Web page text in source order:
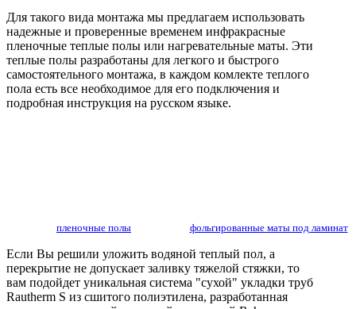
Для такого вида монтажа мы предлагаем использовать
надежные и проверенные временем инфракрасные
пленочные теплые полы или нагревательные маты. Эти
теплые полы разработаны для легкого и быстрого
самостоятельного монтажа, в каждом комлекте теплого
пола есть все необходимое для его подключения и
подробная инструкция на русском языке.
пленочные полы фольгированные маты под ламинат
Если Вы решили уложить водяной теплый пол, а
перекрытие не допускает заливку тяжелой стяжки, то
вам подойдет уникальная система "сухой" укладки труб
Rautherm S из сшитого полиэтилена, разработанная